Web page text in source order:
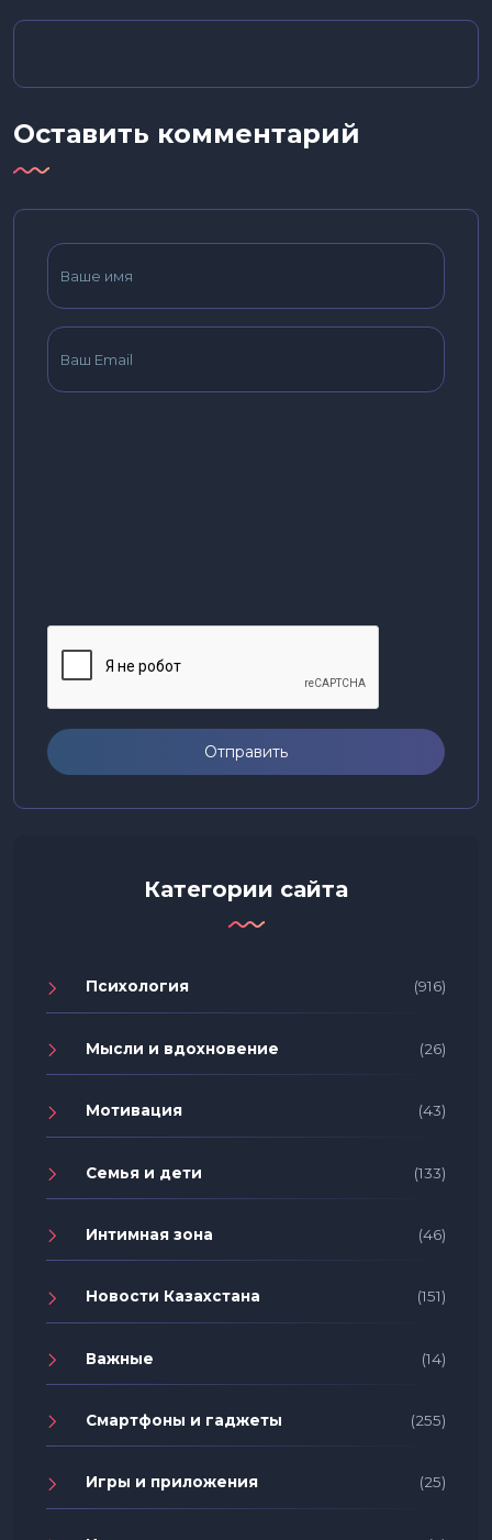
Оставить комментарий
Отправить
Категории сайта
Психология (916)
Мысли и вдохновение (26)
Мотивация (43)
Семья и дети (133)
Интимная зона (46)
Новости Казахстана (151)
Важные (14)
Смартфоны и гаджеты (255)
Игры и приложения (25)